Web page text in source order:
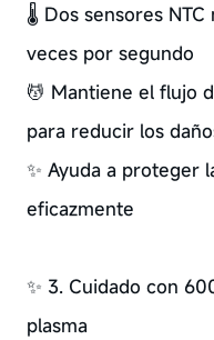
🌡️ Dos sensores
veces por segundo
💆 Mantiene el flujo
para reducir los
✨ Ayuda a proteger
eficazmente
✨ 3. Cuidado con
plasma